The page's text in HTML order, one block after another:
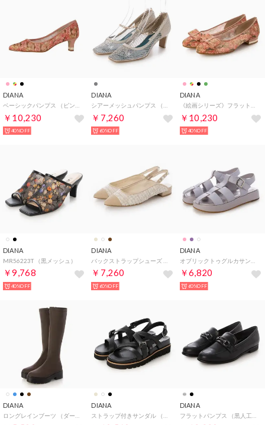
DIANA
ベーシックパンプス （ピンクメッシュ）
￥10,230
40%OFF
DIANA
シアーメッシュパンプス （グレーメッシュ）
￥7,260
60%OFF
DIANA
《絵画シリーズ》フラットパンプス （ピンクメッシュ）
￥10,230
40%OFF
DIANA
MR56223T （黒メッシュ）
￥9,768
40%OFF
DIANA
￥7,260
60%OFF
DIANA
￥6,820
60%OFF
DIANA
ロングレインブーツ （ダークブラウン生地）
DIANA
ストラップ付きサンダル （黒人工スムース）
DIANA
フラットパンプス （黒人工スムース）